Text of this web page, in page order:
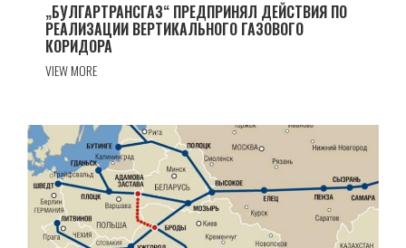
„БУЛГАРТРАНСГАЗ“ ПРЕДПРИНЯЛ ДЕЙСТВИЯ ПО
РЕАЛИЗАЦИИ ВЕРТИКАЛЬНОГО ГАЗОВОГО
КОРИДОРА
VIEW MORE